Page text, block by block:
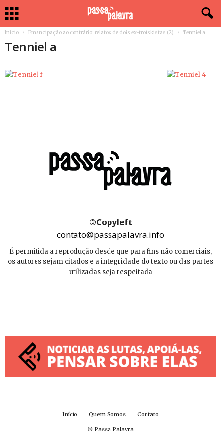
Início Emancipação ao contrário: relatos de dois ex-trotskistas (2) Tenniel a
Tenniel a
©Copyleft
contato@passapalavra.info
É permitida a reprodução desde que para fins não comerciais,
os autores sejam citados e a integridade do texto ou das partes
utilizadas seja respeitada
Início Quem Somos Contato
© Passa Palavra